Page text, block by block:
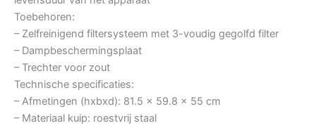
Toebehoren:
– Zelfreinigend filtersysteem met 3-voudig gegolfd filter
– Dampbeschermingsplaat
– Trechter voor zout
Technische specificaties:
– Afmetingen (hxbxd): 81.5 x 59.8 x 55 cm
– Materiaal kuip: roestvrij staal